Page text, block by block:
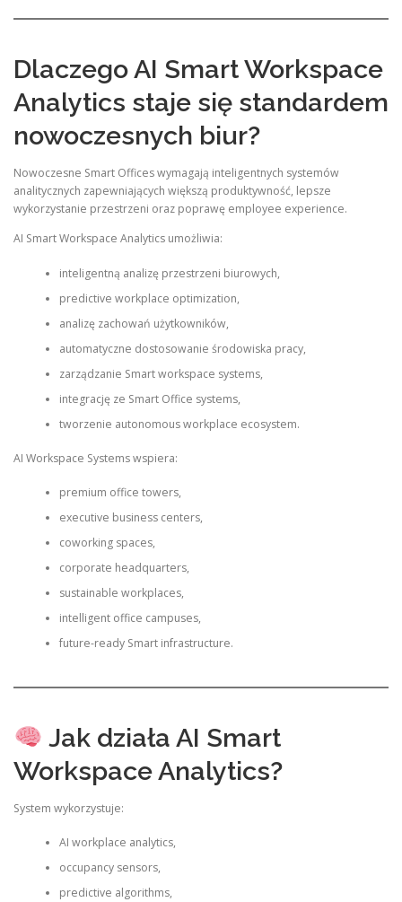
Dlaczego AI Smart Workspace
Analytics staje się standardem
nowoczesnych biur?
Nowoczesne Smart Offices wymagają inteligentnych systemów
analitycznych zapewniających większą produktywność, lepsze
wykorzystanie przestrzeni oraz poprawę employee experience.
AI Smart Workspace Analytics umożliwia:
inteligentną analizę przestrzeni biurowych,
predictive workplace optimization,
analizę zachowań użytkowników,
automatyczne dostosowanie środowiska pracy,
zarządzanie Smart workspace systems,
integrację ze Smart Office systems,
tworzenie autonomous workplace ecosystem.
AI Workspace Systems wspiera:
premium office towers,
executive business centers,
coworking spaces,
corporate headquarters,
sustainable workplaces,
intelligent office campuses,
future-ready Smart infrastructure.
Jak działa AI Smart
Workspace Analytics?
System wykorzystuje:
AI workplace analytics,
occupancy sensors,
predictive algorithms,